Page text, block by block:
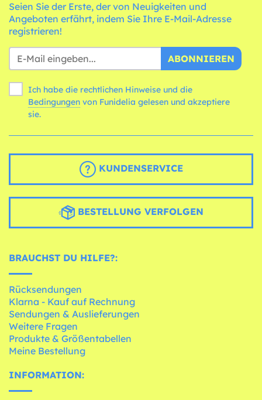
Seien Sie der Erste, der von Neuigkeiten und
Angeboten erfährt, indem Sie Ihre E-Mail-Adresse
registrieren!
ABONNIEREN
Ich habe die rechtlichen Hinweise und die
Bedingungen
sie.
KUNDENSERVICE
BESTELLUNG VERFOLGEN
BRAUCHST DU HILFE?:
Rücksendungen
Klarna - Kauf auf Rechnung
Sendungen & Auslieferungen
Weitere Fragen
Produkte & Größentabellen
Meine Bestellung
INFORMATION: